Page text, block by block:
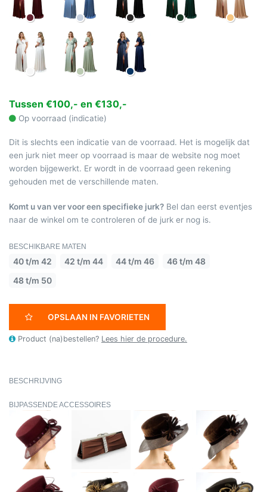
Tussen €100,- en €130,-
Op voorraad (indicatie)
Dit is slechts een indicatie van de voorraad. Het is mogelijk dat
een jurk niet meer op voorraad is maar de website nog moet
worden bijgewerkt. Er wordt in de voorraad geen rekening
gehouden met de verschillende maten.
Komt u van ver voor een specifieke jurk? Bel dan eerst eventjes
naar de winkel om te controleren of de jurk er nog is.
BESCHIKBARE MATEN
40 t/m 42 42 t/m 44 44 t/m 46
46 t/m 48
48 t/m 50
OPSLAAN IN FAVORIETEN
Product (na)bestellen? Lees hier de procedure.
BESCHRIJVING
BIJPASSENDE ACCESSOIRES